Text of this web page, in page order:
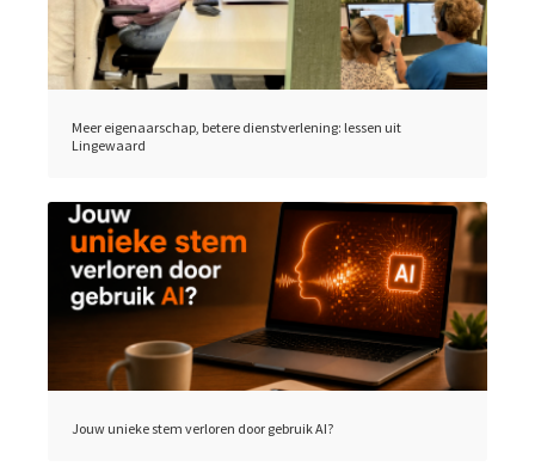
Meer eigenaarschap, betere dienstverlening: lessen uit
Lingewaard
Jouw unieke stem verloren door gebruik AI?